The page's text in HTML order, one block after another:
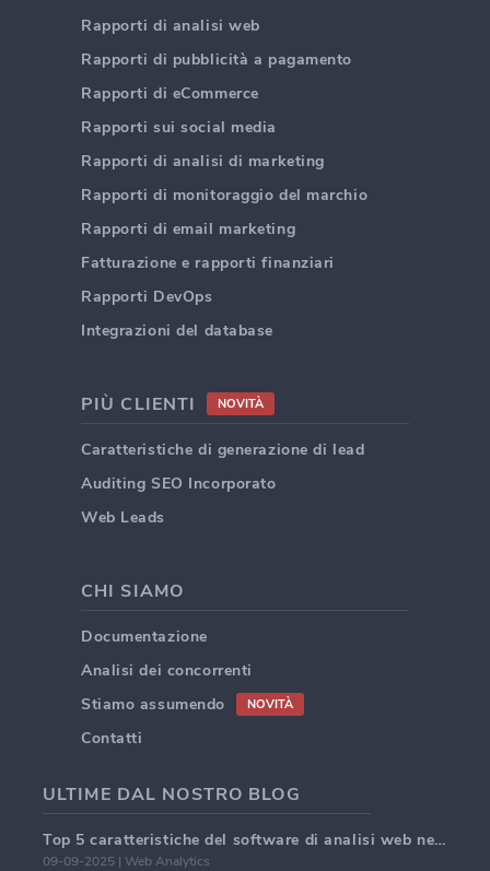
Rapporti di analisi web
Rapporti di pubblicità a pagamento
Rapporti di eCommerce
Rapporti sui social media
Rapporti di analisi di marketing
Rapporti di monitoraggio del marchio
Rapporti di email marketing
Fatturazione e rapporti finanziari
Rapporti DevOps
Integrazioni del database
PIÙ CLIENTI NOVITÀ
Caratteristiche di generazione di lead
Auditing SEO Incorporato
Web Leads
CHI SIAMO
Documentazione
Analisi dei concorrenti
Stiamo assumendo
NOVITÀ
Contatti
ULTIME DAL NOSTRO BLOG
Top 5 caratteristiche del software di analisi web nel 2025
09-09-2025 | Web Analytics